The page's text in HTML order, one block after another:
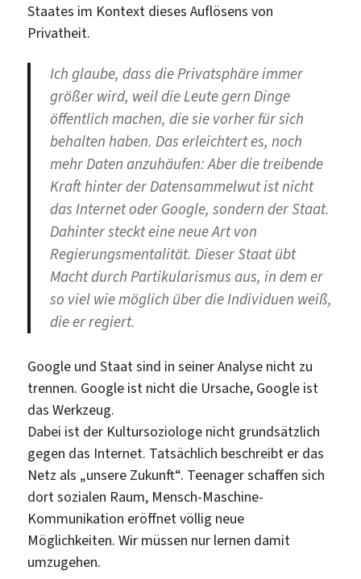
Staates im Kontext dieses Auflösens von
Privatheit.
Ich glaube, dass die Privatsphäre immer
größer wird, weil die Leute gern Dinge
öffentlich machen, die sie vorher für sich
behalten haben. Das erleichtert es, noch
mehr Daten anzuhäufen: Aber die treibende
Kraft hinter der Datensammelwut ist nicht
das Internet oder Google, sondern der Staat.
Dahinter steckt eine neue Art von
Regierungsmentalität. Dieser Staat übt
Macht durch Partikularismus aus, in dem er
so viel wie möglich über die Individuen weiß,
die er regiert.
Google und Staat sind in seiner Analyse nicht zu
trennen. Google ist nicht die Ursache, Google ist
das Werkzeug.
Dabei ist der Kultursoziologe nicht grundsätzlich
gegen das Internet. Tatsächlich beschreibt er das
Netz als „unsere Zukunft“. Teenager schaffen sich
dort sozialen Raum, Mensch-Maschine-
Kommunikation eröffnet völlig neue
Möglichkeiten. Wir müssen nur lernen damit
umzugehen.